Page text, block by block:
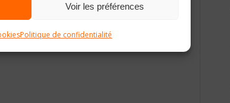
Voir les préférences
Politique de confidentialité